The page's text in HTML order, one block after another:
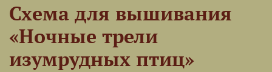
Схема для вышивания
«Ночные трели
изумрудных птиц»